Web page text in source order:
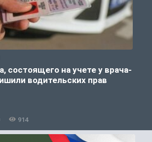
состоящего на учете у врача-
водительских прав
914